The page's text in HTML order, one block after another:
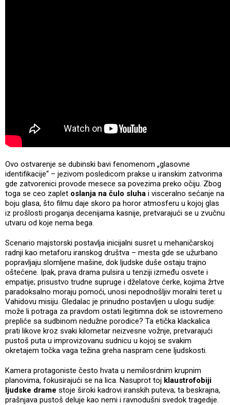
Ovo ostvarenje se dubinski bavi fenomenom „glasovne
identifikacije“ – jezivom posledicom prakse u iranskim zatvorima
gde zatvorenici provode mesece sa povezima preko očiju. Zbog
toga se ceo zaplet oslanja na čulo sluha i visceralno sećanje na
boju glasa, što filmu daje skoro pa horor atmosferu u kojoj glas
iz prošlosti proganja decenijama kasnije, pretvarajući se u zvučnu
utvaru od koje nema bega.
Scenario majstorski postavlja inicijalni susret u mehaničarskoj
radnji kao metaforu iranskog društva – mesta gde se užurbano
popravljaju slomljene mašine, dok ljudske duše ostaju trajno
oštećene. Ipak, prava drama pulsira u tenziji između osvete i
empatije; prisustvo trudne supruge i dželatove ćerke, kojima žrtve
paradoksalno moraju pomoći, unosi nepodnošljiv moralni teret u
Vahidovu misiju. Gledalac je prinudno postavljen u ulogu sudije:
može li potraga za pravdom ostati legitimna dok se istovremeno
prepliće sa sudbinom nedužne porodice? Ta etička klackalica
prati likove kroz svaki kilometar neizvesne vožnje, pretvarajući
pustoš puta u improvizovanu sudnicu u kojoj se svakim
okretajem točka vaga težina greha naspram cene ljudskosti.
Kamera protagoniste često hvata u nemilosrdnim krupnim
planovima, fokusirajući se na lica. Nasuprot toj klaustrofobiji
ljudske drame stoje široki kadrovi iranskih puteva; ta beskrajna,
prašnjava pustoš deluje kao nemi i ravnodušni svedok tragedije.